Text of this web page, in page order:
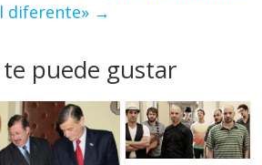
diferente» →
puede gustar